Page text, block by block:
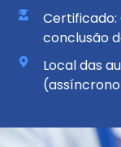
conclusão
Local das